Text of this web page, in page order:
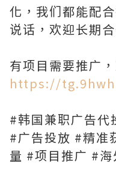
化，我们都能配
说话，欢迎长期合
有项目需要推广
https://
#韩国兼职广告代
#广告投放 #精准
量 #项目推广 #